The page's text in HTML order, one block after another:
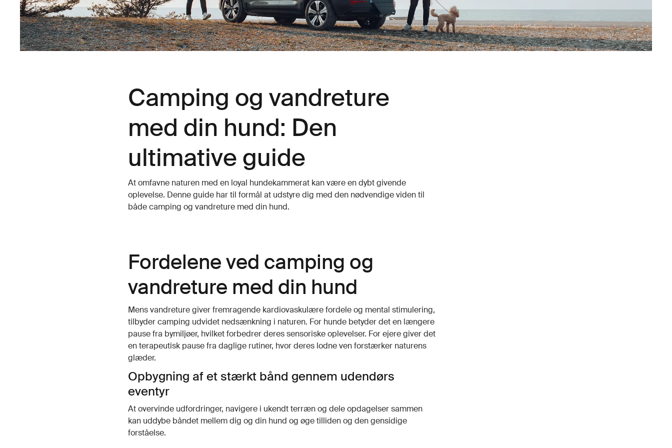
Camping og vandreture
med din hund: Den
ultimative guide
At omfavne naturen med en loyal hundekammerat kan være en dybt givende
oplevelse. Denne guide har til formål at udstyre dig med den nødvendige viden til
både camping og vandreture med din hund.
Fordelene ved camping og
vandreture med din hund
Mens vandreture giver fremragende kardiovaskulære fordele og mental stimulering,
tilbyder camping udvidet nedsænkning i naturen. For hunde betyder det en længere
pause fra bymiljøer, hvilket forbedrer deres sensoriske oplevelser. For ejere giver det
en terapeutisk pause fra daglige rutiner, hvor deres lodne ven forstærker naturens
glæder.
Opbygning af et stærkt bånd gennem udendørs
eventyr
At overvinde udfordringer, navigere i ukendt terræn og dele opdagelser sammen
kan uddybe båndet mellem dig og din hund og øge tilliden og den gensidige
forståelse.